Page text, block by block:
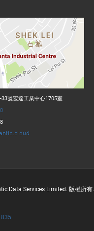
號宏達工業中心1705室
Data Services Limited. 版權所有.